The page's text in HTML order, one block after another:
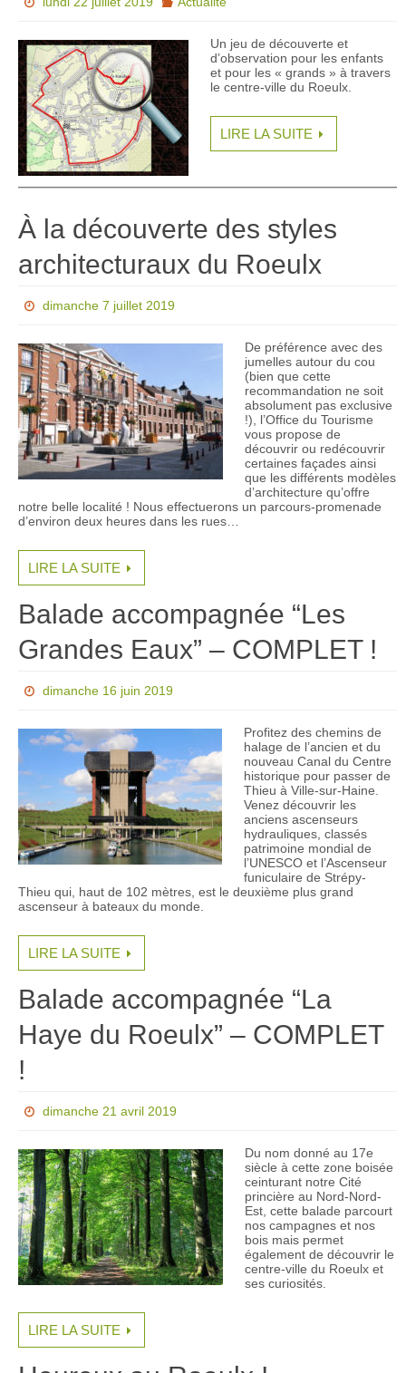
Un jeu de découverte et
d’observation pour les enfants
et pour les « grands » à travers
le centre-ville du Roeulx.
LIRE LA SUITE
À la découverte des styles
architecturaux du Roeulx
dimanche 7 juillet 2019
De préférence avec des
jumelles autour du cou
(bien que cette
recommandation ne soit
absolument pas exclusive
!), l’Office du Tourisme
vous propose de
découvrir ou redécouvrir
certaines façades ainsi
que les différents modèles
d’architecture qu’offre
notre belle localité ! Nous effectuerons un parcours-promenade
d’environ deux heures dans les rues…
LIRE LA SUITE
Balade accompagnée “Les
Grandes Eaux” – COMPLET !
dimanche 16 juin 2019
Profitez des chemins de
halage de l’ancien et du
nouveau Canal du Centre
historique pour passer de
Thieu à Ville-sur-Haine.
Venez découvrir les
anciens ascenseurs
hydrauliques, classés
patrimoine mondial de
l’UNESCO et l’Ascenseur
funiculaire de Strépy-
Thieu qui, haut de 102 mètres, est le deuxième plus grand
ascenseur à bateaux du monde.
LIRE LA SUITE
Balade accompagnée “La
Haye du Roeulx” – COMPLET
!
dimanche 21 avril 2019
Du nom donné au 17e
siècle à cette zone boisée
ceinturant notre Cité
princière au Nord-Nord-
Est, cette balade parcourt
nos campagnes et nos
bois mais permet
également de découvrir le
centre-ville du Roeulx et
ses curiosités.
LIRE LA SUITE